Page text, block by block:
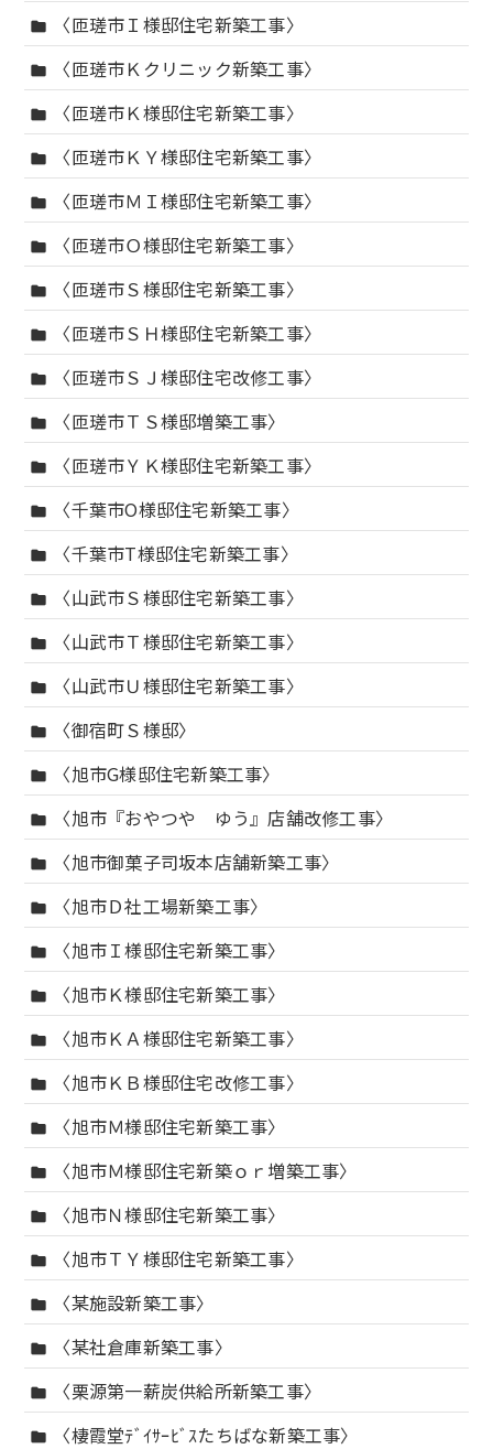
folder 〈匝瑳市Ｉ様邸住宅新築工事〉
folder 〈匝瑳市Ｋクリニック新築工事〉
folder 〈匝瑳市Ｋ様邸住宅新築工事〉
folder 〈匝瑳市ＫＹ様邸住宅新築工事〉
folder 〈匝瑳市ＭＩ様邸住宅新築工事〉
folder 〈匝瑳市Ｏ様邸住宅新築工事〉
folder 〈匝瑳市Ｓ様邸住宅新築工事〉
folder 〈匝瑳市ＳＨ様邸住宅新築工事〉
folder 〈匝瑳市ＳＪ様邸住宅改修工事〉
folder 〈匝瑳市ＴＳ様邸増築工事〉
folder 〈匝瑳市ＹＫ様邸住宅新築工事〉
folder 〈千葉市O様邸住宅新築工事〉
folder 〈千葉市T様邸住宅新築工事〉
folder 〈山武市Ｓ様邸住宅新築工事〉
folder 〈山武市Ｔ様邸住宅新築工事〉
folder 〈山武市Ｕ様邸住宅新築工事〉
folder 〈御宿町Ｓ様邸〉
folder 〈旭市G様邸住宅新築工事〉
folder 〈旭市『おやつや ゆう』店舗改修工事〉
folder 〈旭市御菓子司坂本店舗新築工事〉
folder 〈旭市Ｄ社工場新築工事〉
folder 〈旭市Ｉ様邸住宅新築工事〉
folder 〈旭市Ｋ様邸住宅新築工事〉
folder 〈旭市ＫＡ様邸住宅新築工事〉
folder 〈旭市ＫＢ様邸住宅改修工事〉
folder 〈旭市Ｍ様邸住宅新築工事〉
folder 〈旭市Ｍ様邸住宅新築ｏｒ増築工事〉
folder 〈旭市Ｎ様邸住宅新築工事〉
folder 〈旭市ＴＹ様邸住宅新築工事〉
folder 〈某施設新築工事〉
folder 〈某社倉庫新築工事〉
folder 〈栗源第一薪炭供給所新築工事〉
folder 〈棲霞堂ﾃﾞｲｻｰﾋﾞｽたちばな新築工事〉